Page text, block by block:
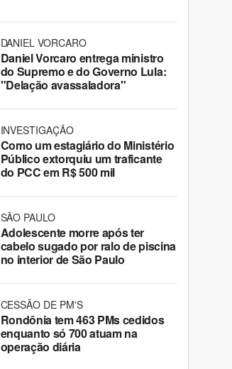
DANIEL VORCARO
Daniel Vorcaro entrega ministro
do Supremo e do Governo Lula:
"Delação avassaladora"
INVESTIGAÇÃO
Como um estagiário do Ministério
Público extorquiu um traficante
do PCC em R$ 500 mil
SÃO PAULO
Adolescente morre após ter
cabelo sugado por ralo de piscina
no interior de São Paulo
CESSÃO DE PM'S
Rondônia tem 463 PMs cedidos
enquanto só 700 atuam na
operação diária